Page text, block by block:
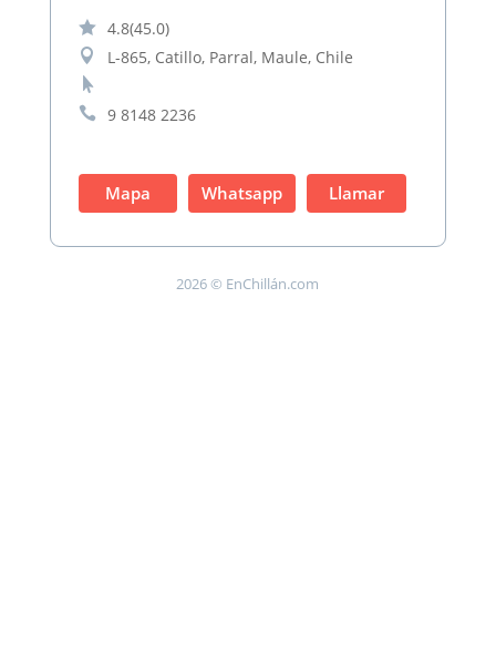
 4.8(45.0)
 L-865, Catillo, Parral, Maule, Chile


9 8148 2236
Mapa Whatsapp Llamar
2026 © EnChillán.com